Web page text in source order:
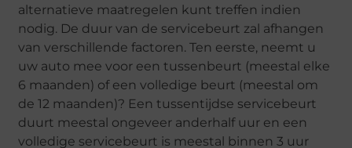
alternatieve maatregelen kunt treffen indien
nodig. De duur van de servicebeurt zal afhangen
van verschillende factoren. Ten eerste, neemt u
uw auto mee voor een tussenbeurt (meestal elke
6 maanden) of een volledige beurt (meestal om
de 12 maanden)? Een tussentijdse servicebeurt
duurt meestal ongeveer anderhalf uur en een
volledige servicebeurt is meestal binnen 3 uur